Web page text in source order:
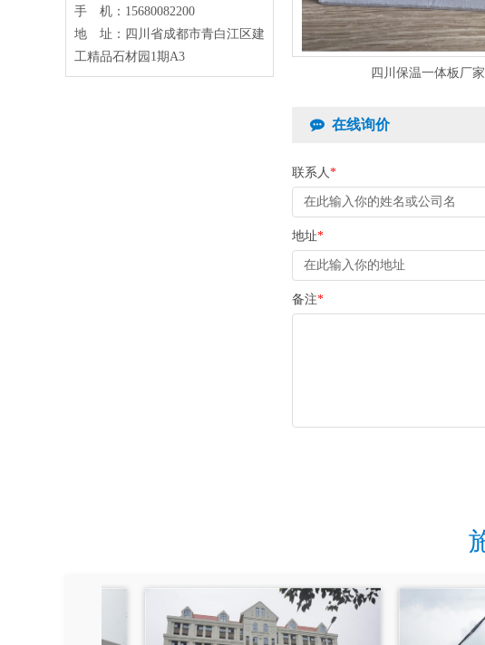
手 机：15680082200
地 址：四川省成都市青白江区建
工精品石材园1期A3
四川保温一体板厂家
在线询价
联系人*
地址*
备注*